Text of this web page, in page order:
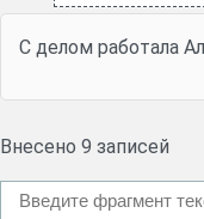
С делом работала
Внесено 9 записей